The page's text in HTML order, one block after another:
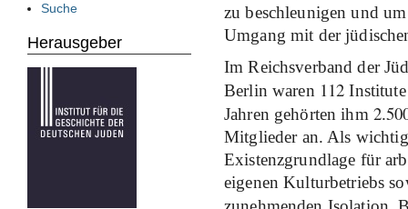
zu beschleunigen und
Umgang mit der
Im Reichsverband der
Berlin waren 112 Institute
Jahren gehörten ihm 2.
Mitglieder an. Als
Existenzgrundlage für
eigenen Kulturbetriebs
Suche
Herausgeber